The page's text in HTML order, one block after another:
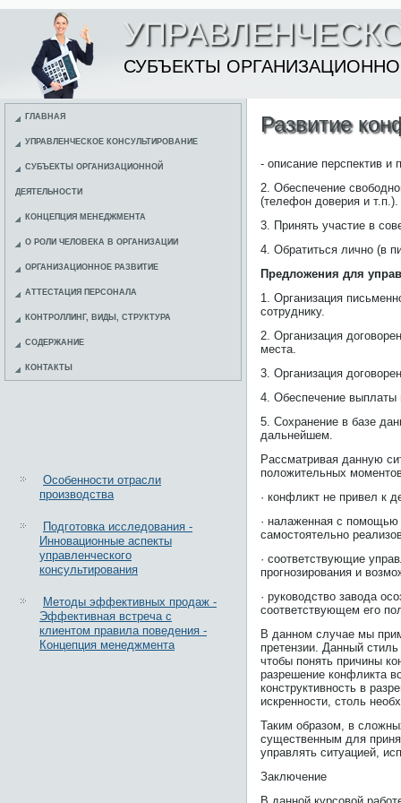
СУБЪЕКТЫ
ГЛАВНАЯ
УПРАВЛЕНЧЕСКОЕ КОНСУЛЬТИРОВАНИЕ
СУБЪЕКТЫ ОРГАНИЗАЦИОННОЙ
ДЕЯТЕЛЬНОСТИ
КОНЦЕПЦИЯ МЕНЕДЖМЕНТА
О РОЛИ ЧЕЛОВЕКА В ОРГАНИЗАЦИИ
ОРГАНИЗАЦИОННОЕ РАЗВИТИЕ
АТТЕСТАЦИЯ ПЕРСОНАЛА
КОНТРОЛЛИНГ, ВИДЫ, СТРУКТУРА
СОДЕРЖАНИЕ
КОНТАКТЫ
Особенности отрасли
производства
Подготовка исследования -
Инновационные аспекты
управленческого
консультирования
Методы эффективных продаж -
Эффективная встреча с
клиентом правила поведения -
Концепция менеджмента
Развитие
- описание перспектив и
2. Обеспечение
(телефон доверия и т.п.).
3. Принять участие в
4. Обратиться лично (в
Предложения для
1. Организация
сотруднику.
2. Организация
места.
3. Организация
4. Обеспечение
5. Сохранение в базе
дальнейшем.
Рассматривая данную
положительных
· конфликт не привел к
· налаженная с помощью
самостоятельно
· соответствующие
прогнозирования и
· руководство завода
соответствующем его
В данном случае мы
претензии. Данный
чтобы понять причины
разрешение конфликта
конструктивность в
искренности, столь
Таким образом, в
существенным для
управлять ситуацией,
Заключение